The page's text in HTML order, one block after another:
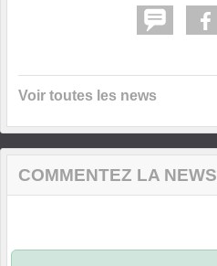
Voir toutes les news
COMMENTEZ LA NEWS